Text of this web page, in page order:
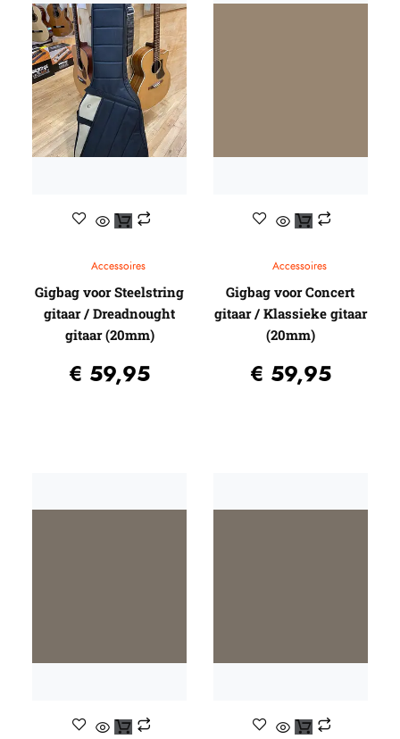
Baton Rouge
Randon
Reis gitaren
Beginners gitaren
Beginners gitaren
Elixir
Knobloch
Stemapparaten
Guitar straps
Gitaartassen / koffers / Gig-bags / Cases
Standaards
Headway Music Audio
Accessoires
Gigbag voor Steelstring
gitaar / Dreadnought
gitaar (20mm)
€ 59,95
Accessoires
Gigbag voor Concert
gitaar / Klassieke gitaar
(20mm)
€ 59,95